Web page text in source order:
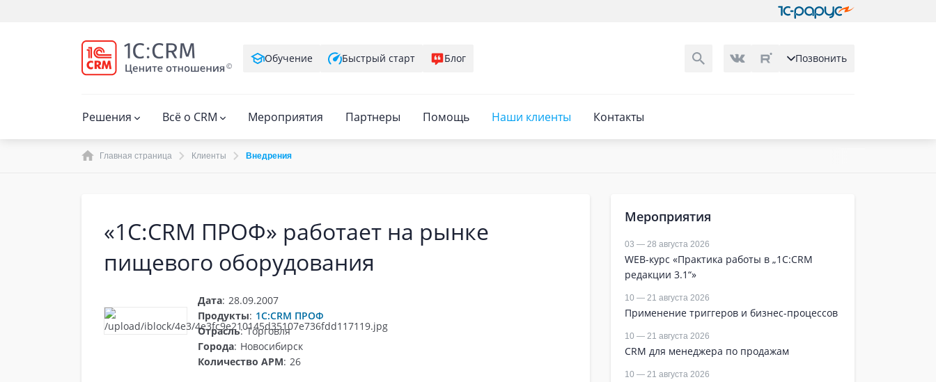
Обучение Быстрый старт Блог Позвонить
Решения Всё о CRM Мероприятия Партнеры Помощь Наши клиенты Контакты
Главная страница Клиенты Внедрения
«1С:CRM ПРОФ» работает на рынке
пищевого оборудования
Дата: 28.09.2007
Продукты: 1С:CRM ПРОФ
Отрасль: Торговля
Города: Новосибирск
Количество АРМ: 26
Мероприятия
03 — 28 августа 2026
WEB-курс «Практика работы в „1С:CRM
редакции 3.1“»
10 — 21 августа 2026
Применение триггеров и бизнес-процессов
10 — 21 августа 2026
CRM для менеджера по продажам
10 — 21 августа 2026